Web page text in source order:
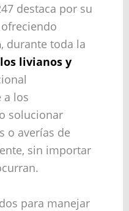
destaca por su
, durante toda la
livianos y
a los
solucionar
o averías de
sin importar
para manejar